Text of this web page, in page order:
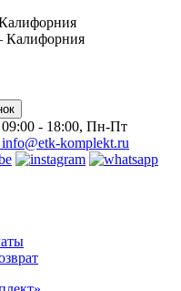
Калифорния
09:00 - 18:00, Пн-Пт
info@etk-komplekt.ru